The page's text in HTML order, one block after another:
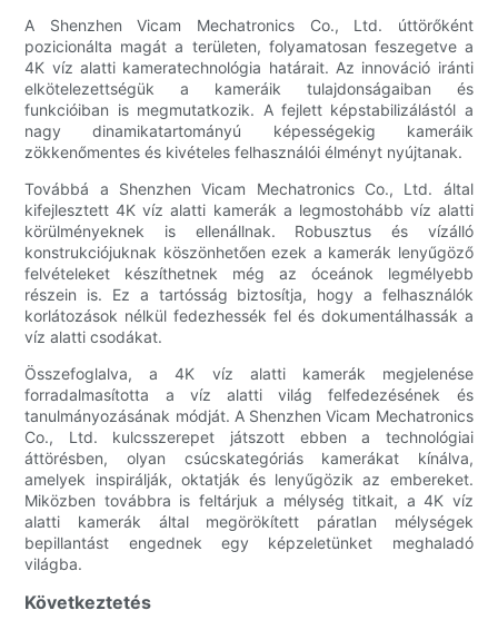
A Shenzhen Vicam Mechatronics Co., Ltd. úttörőként
pozicionálta magát a területen, folyamatosan feszegetve a
4K víz alatti kameratechnológia határait. Az innováció iránti
elkötelezettségük a kameráik tulajdonságaiban és
funkcióiban is megmutatkozik. A fejlett képstabilizálástól a
nagy dinamikatartományú képességekig kameráik
zökkenőmentes és kivételes felhasználói élményt nyújtanak.
Továbbá a Shenzhen Vicam Mechatronics Co., Ltd. által
kifejlesztett 4K víz alatti kamerák a legmostohább víz alatti
körülményeknek is ellenállnak. Robusztus és vízálló
konstrukciójuknak köszönhetően ezek a kamerák lenyűgöző
felvételeket készíthetnek még az óceánok legmélyebb
részein is. Ez a tartósság biztosítja, hogy a felhasználók
korlátozások nélkül fedezhessék fel és dokumentálhassák a
víz alatti csodákat.
Összefoglalva, a 4K víz alatti kamerák megjelenése
forradalmasította a víz alatti világ felfedezésének és
tanulmányozásának módját. A Shenzhen Vicam Mechatronics
Co., Ltd. kulcsszerepet játszott ebben a technológiai
áttörésben, olyan csúcskategóriás kamerákat kínálva,
amelyek inspirálják, oktatják és lenyűgözik az embereket.
Miközben továbbra is feltárjuk a mélység titkait, a 4K víz
alatti kamerák által megörökített páratlan mélységek
bepillantást engednek egy képzeletünket meghaladó
világba.
Következtetés